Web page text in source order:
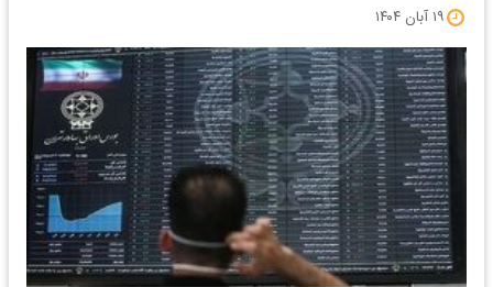
۱۹ آبان ۱۴۰۴